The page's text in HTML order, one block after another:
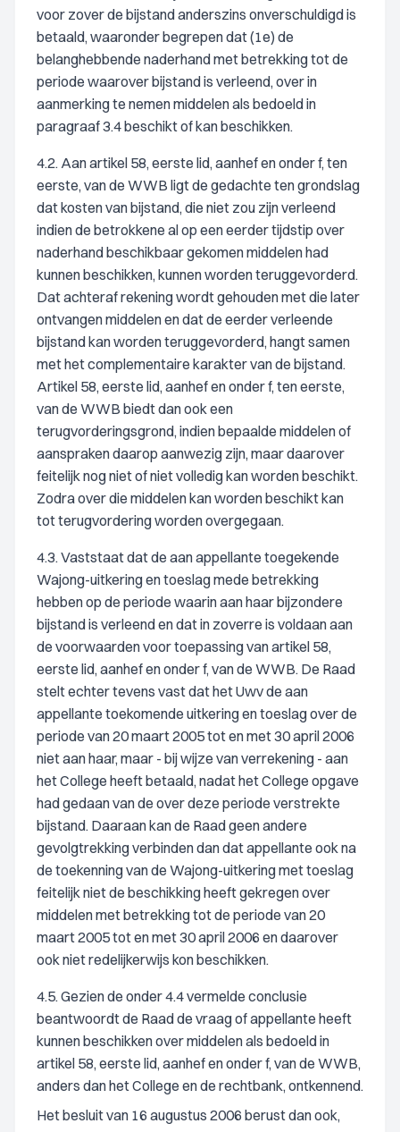
voor zover de bijstand anderszins onverschuldigd is
betaald, waaronder begrepen dat (1e) de
belanghebbende naderhand met betrekking tot de
periode waarover bijstand is verleend, over in
aanmerking te nemen middelen als bedoeld in
paragraaf 3.4 beschikt of kan beschikken.
4.2. Aan artikel 58, eerste lid, aanhef en onder f, ten
eerste, van de WWB ligt de gedachte ten grondslag
dat kosten van bijstand, die niet zou zijn verleend
indien de betrokkene al op een eerder tijdstip over
naderhand beschikbaar gekomen middelen had
kunnen beschikken, kunnen worden teruggevorderd.
Dat achteraf rekening wordt gehouden met die later
ontvangen middelen en dat de eerder verleende
bijstand kan worden teruggevorderd, hangt samen
met het complementaire karakter van de bijstand.
Artikel 58, eerste lid, aanhef en onder f, ten eerste,
van de WWB biedt dan ook een
terugvorderingsgrond, indien bepaalde middelen of
aanspraken daarop aanwezig zijn, maar daarover
feitelijk nog niet of niet volledig kan worden beschikt.
Zodra over die middelen kan worden beschikt kan
tot terugvordering worden overgegaan.
4.3. Vaststaat dat de aan appellante toegekende
Wajong-uitkering en toeslag mede betrekking
hebben op de periode waarin aan haar bijzondere
bijstand is verleend en dat in zoverre is voldaan aan
de voorwaarden voor toepassing van artikel 58,
eerste lid, aanhef en onder f, van de WWB. De Raad
stelt echter tevens vast dat het Uwv de aan
appellante toekomende uitkering en toeslag over de
periode van 20 maart 2005 tot en met 30 april 2006
niet aan haar, maar - bij wijze van verrekening - aan
het College heeft betaald, nadat het College opgave
had gedaan van de over deze periode verstrekte
bijstand. Daaraan kan de Raad geen andere
gevolgtrekking verbinden dan dat appellante ook na
de toekenning van de Wajong-uitkering met toeslag
feitelijk niet de beschikking heeft gekregen over
middelen met betrekking tot de periode van 20
maart 2005 tot en met 30 april 2006 en daarover
ook niet redelijkerwijs kon beschikken.
4.5. Gezien de onder 4.4 vermelde conclusie
beantwoordt de Raad de vraag of appellante heeft
kunnen beschikken over middelen als bedoeld in
artikel 58, eerste lid, aanhef en onder f, van de WWB,
anders dan het College en de rechtbank, ontkennend.
Het besluit van 16 augustus 2006 berust dan ook,